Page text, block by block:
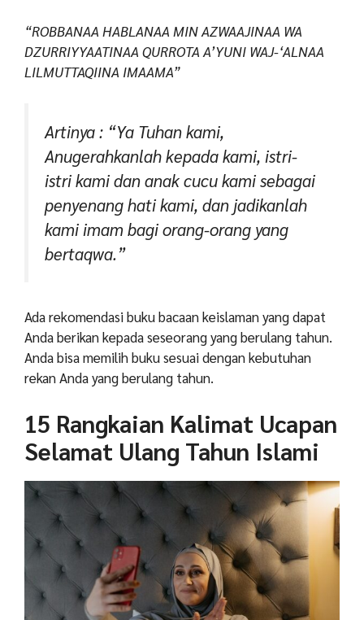
“ROBBANAA HABLANAA MIN AZWAAJINAA WA
DZURRIYYAATINAA QURROTA A’YUNI WAJ-‘ALNAA
LILMUTTAQIINA IMAAMA”
Artinya : “Ya Tuhan kami,
Anugerahkanlah kepada kami, istri-
istri kami dan anak cucu kami sebagai
penyenang hati kami, dan jadikanlah
kami imam bagi orang-orang yang
bertaqwa.”
Ada rekomendasi buku bacaan keislaman yang dapat
Anda berikan kepada seseorang yang berulang tahun.
Anda bisa memilih buku sesuai dengan kebutuhan
rekan Anda yang berulang tahun.
15 Rangkaian Kalimat Ucapan
Selamat Ulang Tahun Islami